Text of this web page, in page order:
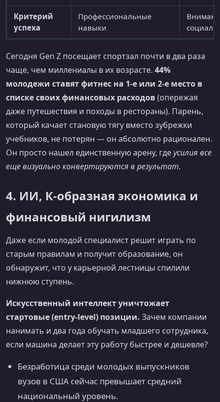
Критерий
успеха
Профессиональные
навыки
Сегодня Gen Z посещает спортзал почти в два раза
чаще, чем миллениалы в их возрасте. 44%
молодежи ставят фитнес на 1-е или 2-е место в
списке своих финансовых расходов(опережая
даже путешествия и походы в рестораны). Парень,
который качает становую тягу вместо зубрежки
учебников, не потерян — он абсолютно рационален.
Он просто нашел единственную арену, гдеусилия все
еще визуально конвертируются в результат.
4. ИИ, К-образная экономика и
финансовый нигилизм
Даже если молодой специалист решит играть по
старым правилам и получит образование, он
обнаружит, что у карьерной лестницы спилили
нижнюю ступень.
Искусственный интеллект уничтожает
стартовые (entry-level) позиции. Зачем компании
нанимать и два года обучать младшего сотрудника,
если машина делает эту работу быстрее и дешевле?
Безработица среди молодых выпускников
вузов в США сейчас превышает средний
национальный уровень.